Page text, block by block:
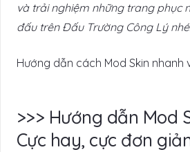
và trải nghiệm những trang phục
đấu trên Đấu Trường Công Lý
Hướng dẫn cách Mod Skin nhanh
>>> Hướng dẫn Mod
Cực hay, cực đơn